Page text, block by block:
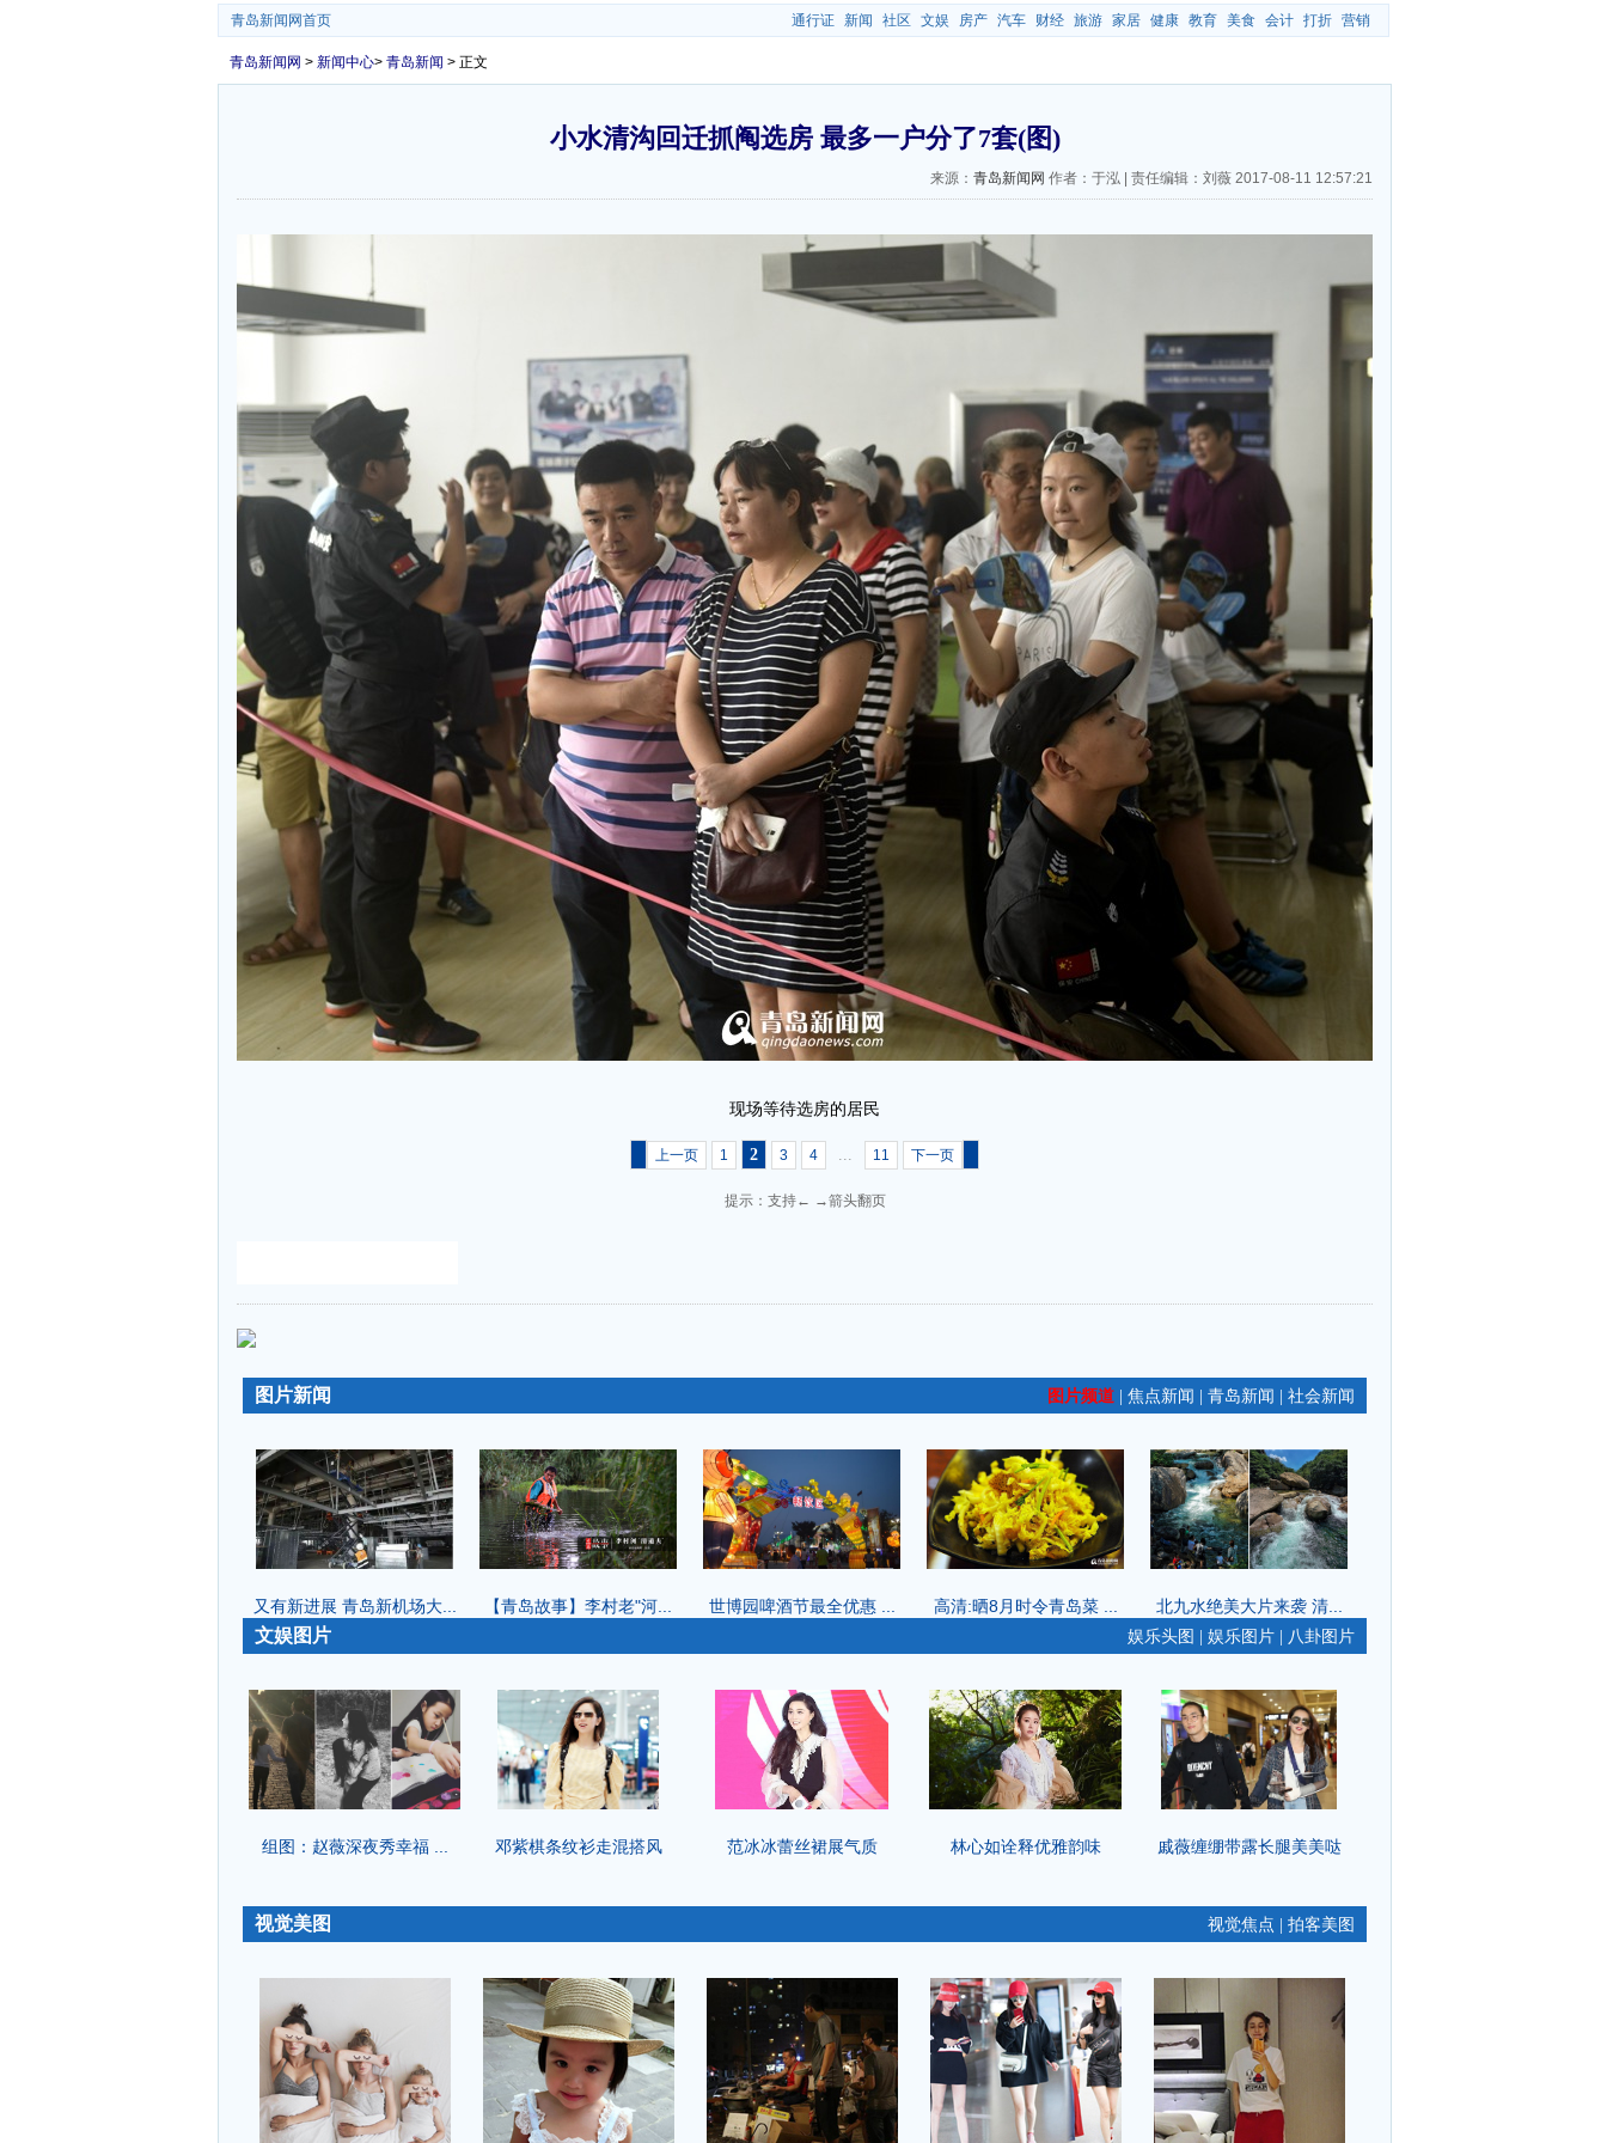
青岛新闻网首页 通行证 新闻 社区 文娱 房产 汽车 财经 旅游 家居 健康 教育 美食 会计 打折 营销
青岛新闻网 > 新闻中心> 青岛新闻 > 正文
小水清沟回迁抓阄选房 最多一户分了7套(图)
来源： 青岛新闻网 作者：于泓 责任编辑：刘薇 2017-08-11 12:57:21
现场等待选房的居民
上一页 1 2 3 4 ... 11 下一页
提示：支持← →箭头翻页
-
-
图片频道 焦点新闻 青岛新闻 社会新闻
图片新闻
又有新进展 青岛新机场大... 【青岛故事】李村老"河... 世博园啤酒节最全优惠 ... 高清:晒8月时令青岛菜 ...
北九水绝美大片来袭 清...
娱乐头图 娱乐图片 八卦图片
文娱图片
组图：赵薇深夜秀幸福 ... 邓紫棋条纹衫走混搭风 范冰冰蕾丝裙展气质 林心如诠释优雅韵味 戚薇缠绷带露长腿美美哒
视觉焦点 拍客美图
视觉美图